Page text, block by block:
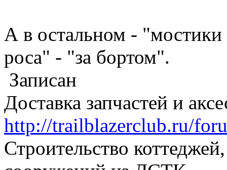
А в остальном - "мостики
роса" - "за бортом".
Записан
Доставка запчастей и
http://trailblazerclub.ru/
Строительство